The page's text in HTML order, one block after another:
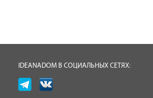
IDEANADOM В СОЦИАЛЬНЫХ СЕТЯХ: